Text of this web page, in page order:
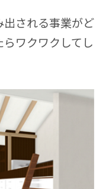
される事業がど
ワクワクしてし